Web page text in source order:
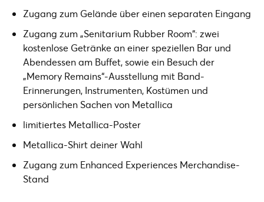
Zugang zum Gelände über einen separaten Eingang
Zugang zum „Senitarium Rubber Room“: zwei
kostenlose Getränke an einer speziellen Bar und
Abendessen am Buffet, sowie ein Besuch der
„Memory Remains“-Ausstellung mit Band-
Erinnerungen, Instrumenten, Kostümen und
persönlichen Sachen von Metallica
limitiertes Metallica-Poster
Metallica-Shirt deiner Wahl
Zugang zum Enhanced Experiences Merchandise-
Stand